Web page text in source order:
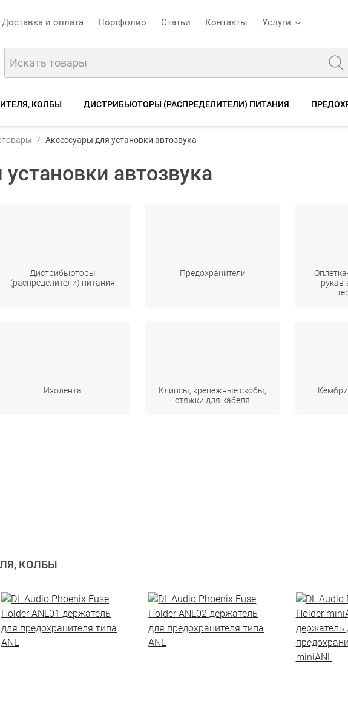
Доставка и оплата Портфолио Статьи Контакты Услуги
КОЛБЫ ДИСТРИБЬЮТОРЫ (РАСПРЕДЕЛИТЕЛИ) ПИТАНИЯ
Аксессуары для установки автозвука
автозвука
Дистрибьюторы
(распределители) питания
Предохранители
Изолента
Клипсы, крепежные скобы,
стяжки для кабеля
КОЛБЫ